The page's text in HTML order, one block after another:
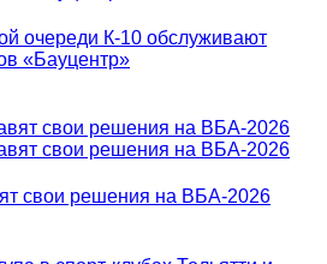
очереди К-10 обслуживают
«Бауцентр»
свои решения на ВБА-2026